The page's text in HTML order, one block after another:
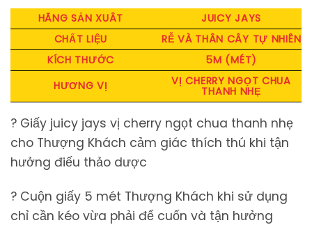
HÃNG SẢN XUÂT
JUICY JAYS
CHẤT LIỆU
RỄ VÀ THÂN CÂY TỰ NHIÊN
KÍCH THƯỚC
5M (MÉT)
HƯƠNG VỊ
VỊ CHERRY NGỌT CHUA
THANH NHẸ
? Giấy juicy jays vị cherry ngọt chua thanh nhẹ
cho Thượng Khách cảm giác thích thú khi tận
hưởng điếu thảo dược
? Cuộn giấy 5 mét Thượng Khách khi sử dụng
chỉ cần kéo vừa phải để cuốn và tận hưởng